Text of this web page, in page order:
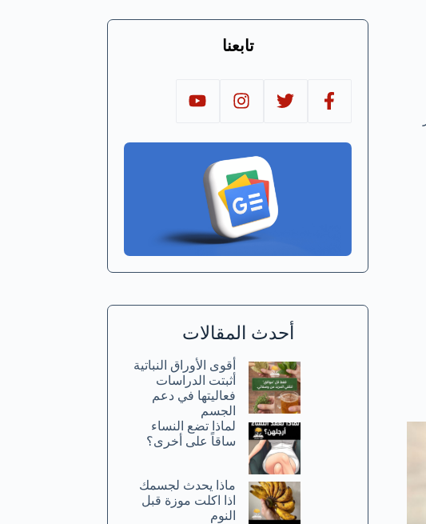
تابعنا
أحدث المقالات
أقوى الأوراق النباتية
أثبتت الدراسات
فعاليتها في دعم
الجسم
لماذا تضع النساء
ساقاً على أخرى؟
ماذا يحدث لجسمك
اذا اكلت موزة قبل
النوم